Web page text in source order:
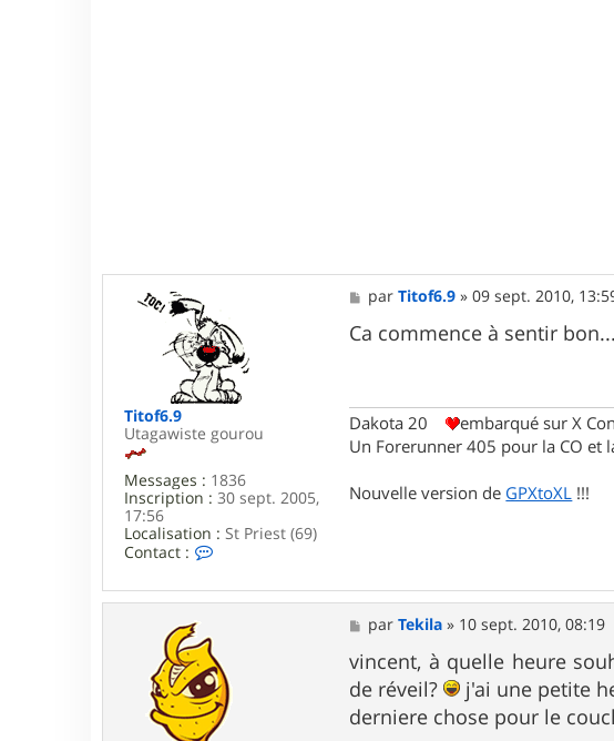
Titof6.9
Utagawiste gourou
Messages : 1836
Inscription : 30 sept. 2005,
17:56
Localisation : St Priest (69)
Contact :
n
t
t
e
r
T
i
M
e
s
s
parTitof6.9 »09 sept. 2010,
Ca commence à sentir
Dakota 20
embarqué sur X
Un Forerunner 405 pour la CO et
Nouvelle version de GPXtoXL !!!
M
e
s
s
a
g
e
parTekila » 10 sept. 2010, 08:19
vincent, à quelle heure
de réveil?
j'ai une petite
derniere chose pour le